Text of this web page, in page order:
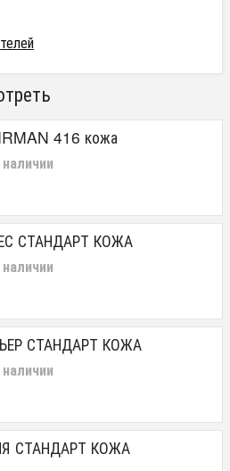
416 кожа
СТАНДАРТ КОЖА
СТАНДАРТ КОЖА
СТАНДАРТ КОЖА